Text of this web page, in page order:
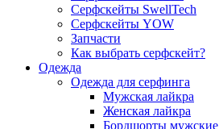
Серфскейты SwellTech
Серфскейты YOW
Запчасти
Как выбрать серфскейт?
Одежда
Одежда для серфинга
Мужская лайкра
Женская лайкра
Бордшорты мужские